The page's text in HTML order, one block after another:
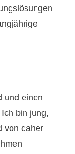
und einen
bin jung,
von daher